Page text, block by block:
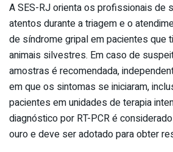
A SES-RJ orienta os profissionais de
atentos durante a triagem e o
de síndrome gripal em pacientes que
animais silvestres. Em caso de
amostras é recomendada,
em que os sintomas se iniciaram,
pacientes em unidades de terapia
diagnóstico por RT-PCR é
ouro e deve ser adotado para obter